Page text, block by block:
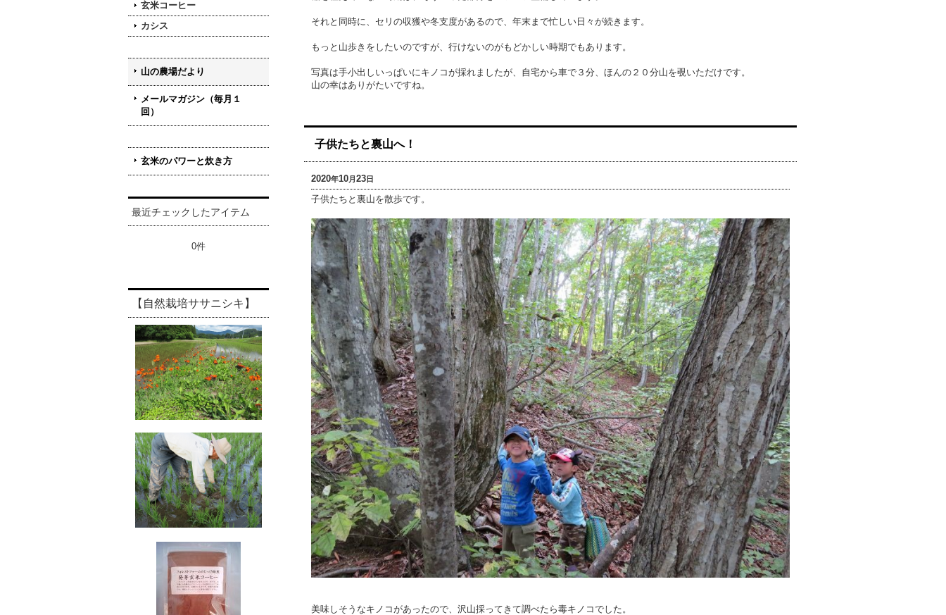
玄米コーヒー
カシス
山の農場だより
メールマガジン（毎月１
回）
玄米のパワーと炊き方
最近チェックしたアイテム
0件
【自然栽培ササニシキ】
それと同時に、セリの収獲や冬支度があるので、年末まで忙しい日々が続きます。
もっと山歩きをしたいのですが、行けないのがもどかしい時期でもあります。
写真は手小出しいっぱいにキノコが採れましたが、自宅から車で３分、ほんの２０分山を覗いただけです。
山の幸はありがたいですね。
子供たちと裏山へ！
2020年10月23日
子供たちと裏山を散歩です。
美味しそうなキノコがあったので、沢山採ってきて調べたら毒キノコでした。